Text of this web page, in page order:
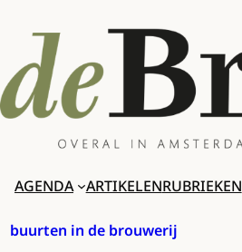
naar
inhoud
AGENDA ARTIKELENRUBRIEKEN
buurten in de brouwerij